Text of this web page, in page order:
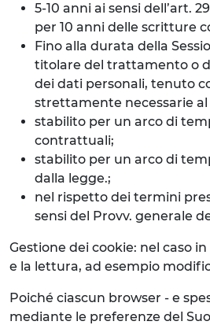
5-10 anni ai sensi dell’art.
per 10 anni delle scritture
Fino alla durata della
titolare del trattamento o
dei dati personali, tenuto
strettamente necessarie al
stabilito per un arco di
contrattuali;
stabilito per un arco di
dalla legge.;
nel rispetto dei termini
sensi del Provv. generale
Gestione dei cookie: nel caso
e la lettura, ad esempio
Poiché ciascun browser - e
mediante le preferenze del